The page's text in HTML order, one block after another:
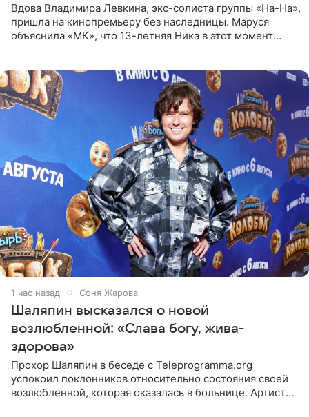
Вдова Владимира Левкина, экс-солиста группы «На-На»,
пришла на кинопремьеру без наследницы. Маруся
объяснила «МК», что 13-летняя Ника в этот момент
1 час назад Соня Жарова
Шаляпин высказался о новой
возлюбленной: «Слава богу, жива-
здорова»
Прохор Шаляпин в беседе с Teleprogramma.org
успокоил поклонников относительно состояния своей
возлюбленной, которая оказалась в больнице. Артист